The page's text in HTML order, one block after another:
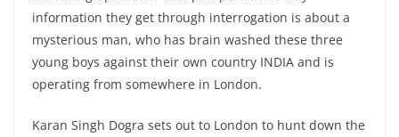
information they get through interrogation is about a
mysterious man, who has brain washed these three
young boys against their own country INDIA and is
operating from somewhere in London.
Karan Singh Dogra sets out to London to hunt down the